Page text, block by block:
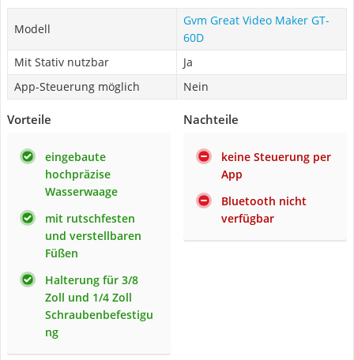
Modell
Gvm Great Video Maker GT-
60D
Mit Stativ nutzbar
Ja
App-Steuerung möglich
Nein
Vorteile
eingebaute
hochpräzise
Wasserwaage
mit rutschfesten
und verstellbaren
Füßen
Halterung für 3/8
Zoll und 1/4 Zoll
Schraubenbefestigu
ng
Nachteile
keine Steuerung per
App
Bluetooth nicht
verfügbar